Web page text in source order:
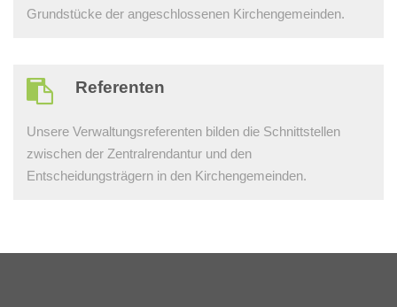
Grundstücke der angeschlossenen Kirchengemeinden.
Referenten
Unsere Verwaltungs­referenten bilden die Schnittstellen
zwischen der Zentralrendantur und den
Entscheidungsträgern in den Kirchengemeinden.